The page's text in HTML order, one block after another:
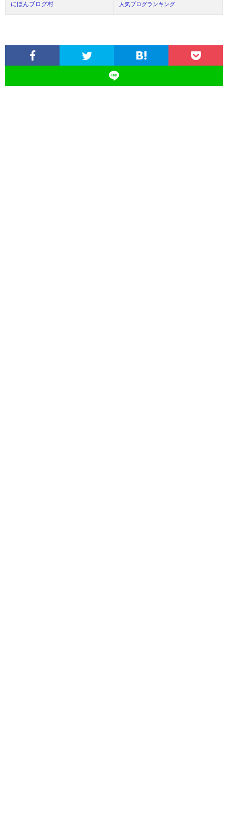
にほんブログ村 人気ブログランキング